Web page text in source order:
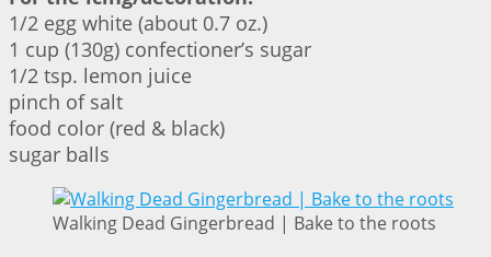
1/2 egg white (about 0.7 oz.)
1 cup (130g) confectioner’s sugar
1/2 tsp. lemon juice
pinch of salt
food color (red & black)
sugar balls
Walking Dead Gingerbread | Bake to the roots